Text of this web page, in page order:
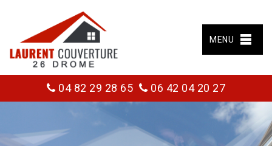
MENU
04 82 29 28 65 06 42 04 20 27